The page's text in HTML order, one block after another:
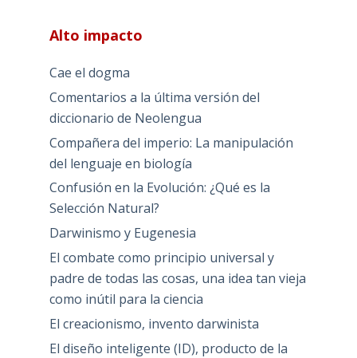
Alto impacto
Cae el dogma
Comentarios a la última versión del
diccionario de Neolengua
Compañera del imperio: La manipulación
del lenguaje en biología
Confusión en la Evolución: ¿Qué es la
Selección Natural?
Darwinismo y Eugenesia
El combate como principio universal y
padre de todas las cosas, una idea tan vieja
como inútil para la ciencia
El creacionismo, invento darwinista
El diseño inteligente (ID), producto de la